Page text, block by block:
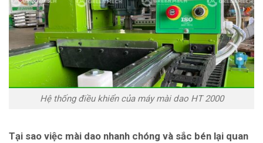
Hệ thống điều khiển của máy mài dao HT 2000
Tại sao việc mài dao nhanh chóng và sắc bén lại quan